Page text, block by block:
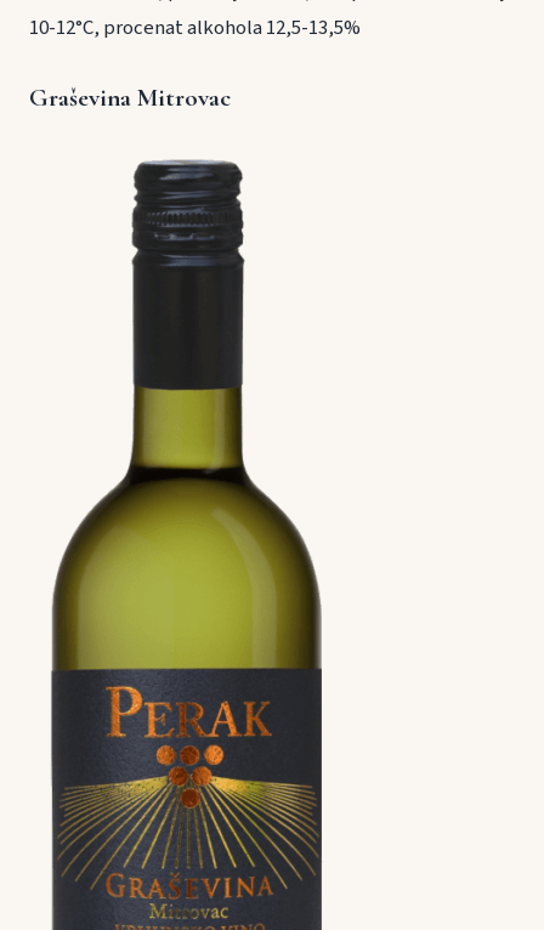
10-12°C, procenat alkohola 12,5-13,5%
Graševina Mitrovac